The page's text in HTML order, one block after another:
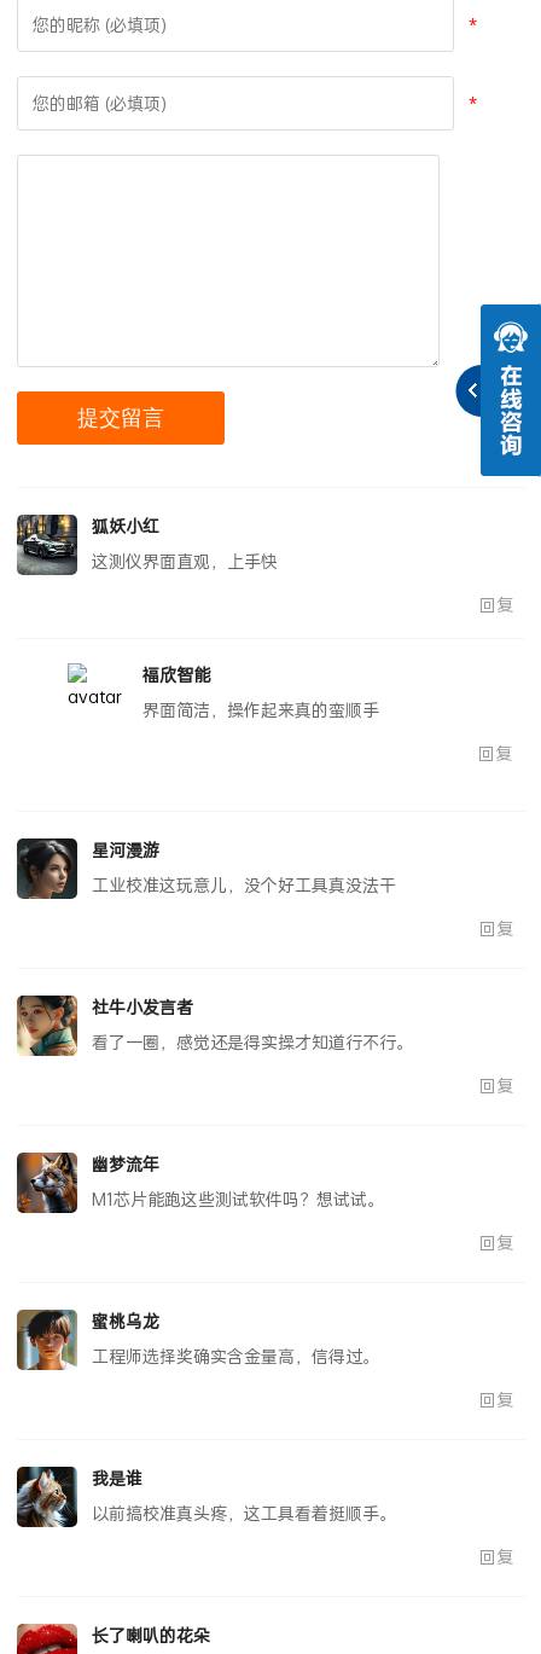
*
*
狐妖小红
这测仪界面直观，上手快
回复
福欣智能
界面简洁，操作起来真的蛮顺手
回复
星河漫游
工业校准这玩意儿，没个好工具真没法干
回复
社牛小发言者
看了一圈，感觉还是得实操才知道行不行。
回复
幽梦流年
M1芯片能跑这些测试软件吗？想试试。
回复
蜜桃乌龙
工程师选择奖确实含金量高，信得过。
回复
我是谁
以前搞校准真头疼，这工具看着挺顺手。
回复
长了喇叭的花朵